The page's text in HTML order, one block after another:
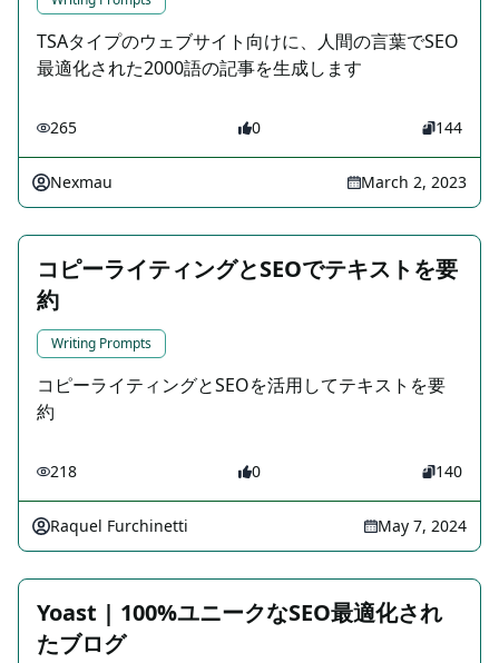
TSAタイプのウェブサイト向けに、人間の言葉でSEO
最適化された2000語の記事を生成します
265 0 144
Nexmau March 2, 2023
コピーライティングとSEOでテキストを要
約
Writing Prompts
コピーライティングとSEOを活用してテキストを要
約
218 0 140
Raquel Furchinetti May 7, 2024
Yoast | 100%ユニークなSEO最適化され
たブログ